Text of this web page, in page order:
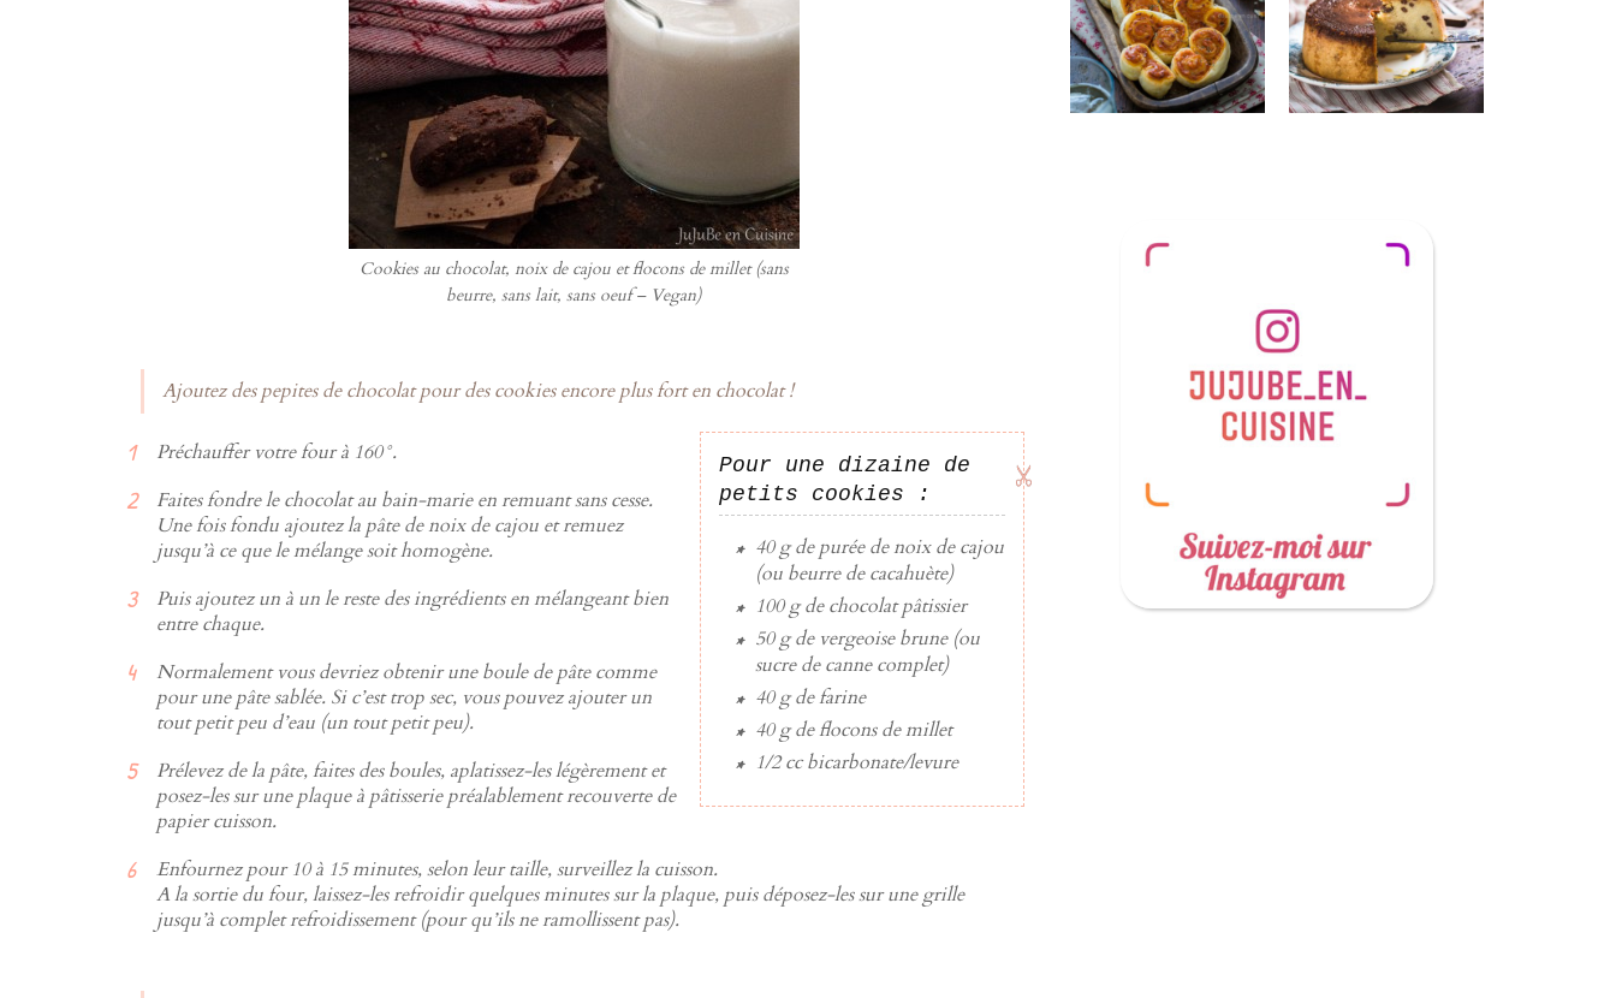
Cookies au chocolat, noix de cajou et flocons de millet (sans
beurre, sans lait, sans oeuf – Vegan)
Ajoutez des pepites de chocolat pour des cookies encore plus fort en chocolat !
Pour une dizaine de
petits cookies :
40 gdepurée de noix de cajou
(ou beurre de cacahuète)
100 gdechocolat pâtissier
50 gde vergeoise brune(ou
sucre de canne complet)
40 gdefarine
40 gdeflocons de millet
1/2 cc bicarbonate/levure
Préchauffer votre four à 160°.
Faites fondre le chocolat au bain-marie en remuant sans cesse.
Une fois fondu ajoutez la pâte de noix de cajou et remuez
jusqu’à ce que le mélange soit homogène.
Puis ajoutez un à un le reste des ingrédients en mélangeant bien
entre chaque.
Normalement vous devriez obtenir une boule de pâte comme
pour une pâte sablée. Si c’est trop sec, vous pouvez ajouter un
tout petit peu d’eau (un tout petit peu).
Prélevez de la pâte, faites des boules, aplatissez-les légèrement et
posez-les sur une plaque à pâtisserie préalablement recouverte de
papier cuisson.
Enfournez pour 10 à 15 minutes, selon leur taille, surveillez la cuisson.
A la sortie du four, laissez-les refroidir quelques minutes sur la plaque, puis déposez-les sur une grille
jusqu’à complet refroidissement (pour qu’ils ne ramollissent pas).